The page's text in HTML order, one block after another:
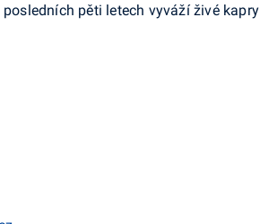
pěti letech vyváží živé